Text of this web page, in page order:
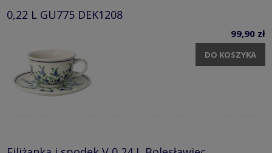
0,22 L GU775 DEK1208
99,90 zł
DO KOSZYKA